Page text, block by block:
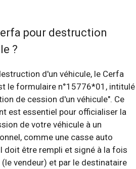
pour destruction
?
d'un véhicule, le Cerfa
le formulaire n°15776*01, intitulé
de cession d'un véhicule". Ce
est essentiel pour officialiser la
de votre véhicule à un
comme une casse auto
doit être rempli et signé à la fois
(le vendeur) et par le destinataire